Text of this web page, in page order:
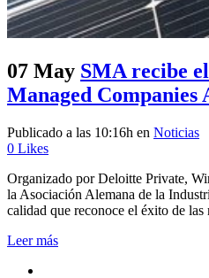
07 May SMA recibe
Managed Companies
Publicado a las 10:16h en Noticias
0 Likes
Organizado por Deloitte Private,
la Asociación Alemana de la
calidad que reconoce el éxito de las
Leer más